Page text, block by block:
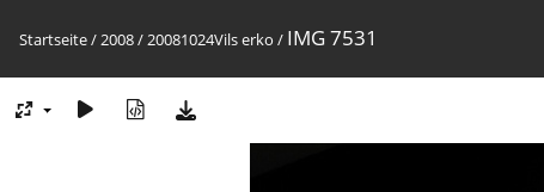
Startseite/2008/20081024Vils erko / IMG 7531